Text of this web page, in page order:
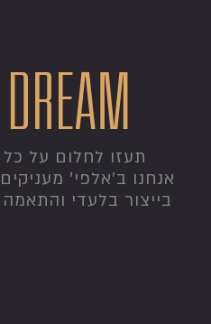
תעזו לחלום על כל
אנחנו ב'אלפי'
בייצור בלעדי